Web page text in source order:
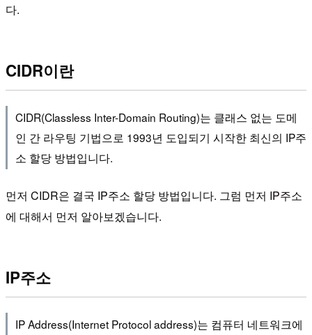
다.
CIDR이란
CIDR(Classless Inter-Domain Routing)는 클래스 없는 도메
인 간 라우팅 기법으로 1993년 도입되기 시작한 최신의 IP주
소 할당 방법입니다.
먼저 CIDR은 결국 IP주소 할당 방법입니다. 그럼 먼저 IP주소
에 대해서 먼저 알아보겠습니다.
IP주소
IP Address(Internet Protocol address)는 컴퓨터 네트워크에